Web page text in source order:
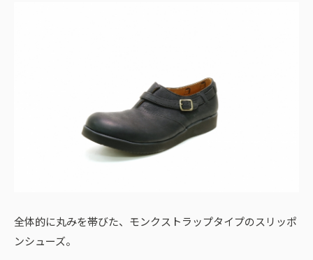
全体的に丸みを帯びた、モンクストラップタイプのスリッポ
ンシューズ。